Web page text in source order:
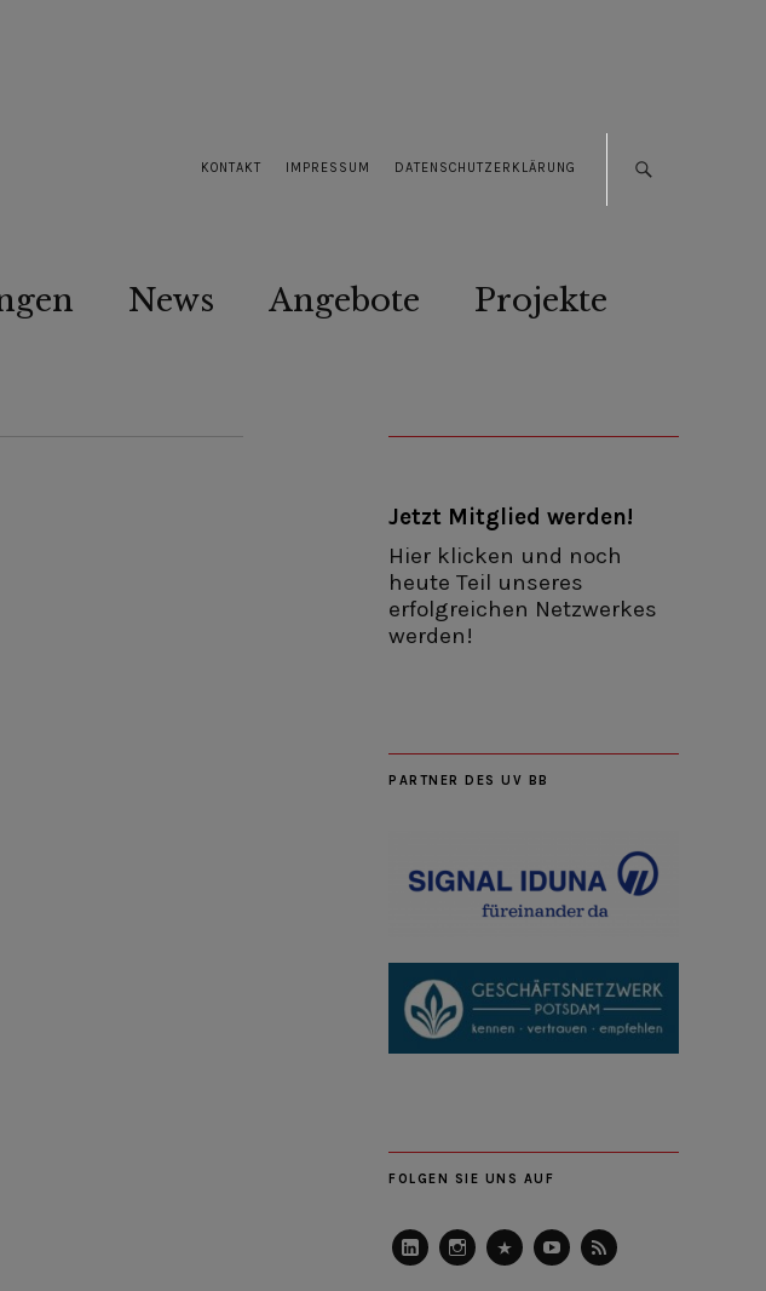
KONTAKT IMPRESSUM DATENSCHUTZERKLÄRUNG
News Angebote Projekte
Jetzt Mitglied werden!
Hier klicken und noch
heute Teil unseres
erfolgreichen Netzwerkes
werden!
PARTNER DES UV BB
FOLGEN SIE UNS AUF